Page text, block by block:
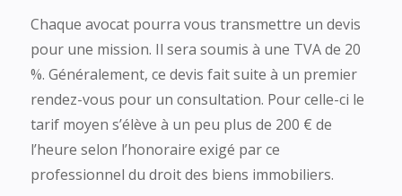
Chaque avocat pourra vous transmettre un devis
pour une mission. Il sera soumis à une TVA de 20
%. Généralement, ce devis fait suite à un premier
rendez-vous pour un consultation. Pour celle-ci le
tarif moyen s’élève à un peu plus de 200 € de
l’heure selon l’honoraire exigé par ce
professionnel du droit des biens immobiliers.